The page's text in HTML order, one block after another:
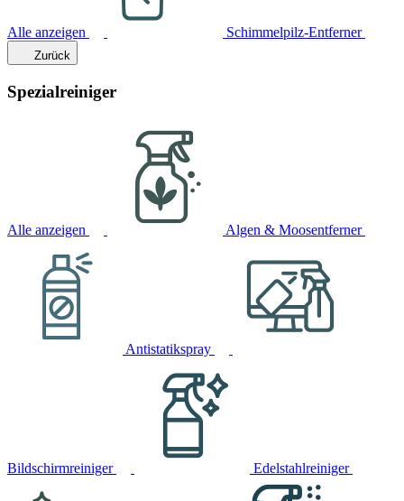
Alle anzeigen Schimmelpilz-Entferner
Zurück
Spezialreiniger
Alle anzeigen Algen & Moosentferner
Antistatikspray
Bildschirmreiniger Edelstahlreiniger